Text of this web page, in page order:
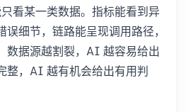
看某一类数据。指标能看到异
细节，链路能呈现调用路径，
数据源越割裂，AI 越容易给出
整，AI 越有机会给出有用判